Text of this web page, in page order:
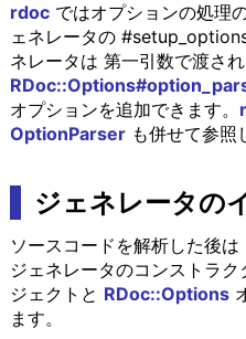
rdocではオプションの処理
ェネレータの
ネレータは 第一引数で渡さ
オプションを追加できます。
OptionParserも併せて参照
ジェネレータの
ソースコードを解析した後は
ジェネレータのコンストラク
ジェクトと RDoc::Options
ます。